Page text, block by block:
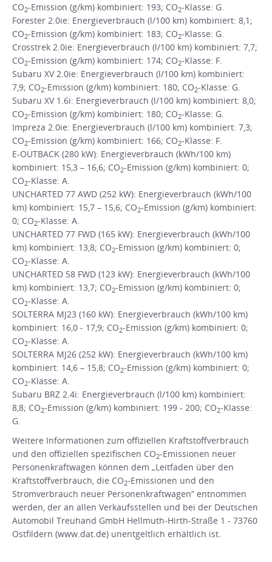
CO2-Emission (g/km) kombiniert: 193; CO2-Klasse: G.
Forester 2.0ie: Energieverbrauch (l/100 km) kombiniert: 8,1;
CO2-Emission (g/km) kombiniert: 183; CO2-Klasse: G.
Crosstrek 2.0ie: Energieverbrauch (l/100 km) kombiniert: 7,7;
CO2-Emission (g/km) kombiniert: 174; CO2-Klasse: F.
Subaru XV 2.0ie: Energieverbrauch (l/100 km) kombiniert:
7,9; CO2-Emission (g/km) kombiniert: 180; CO2-Klasse: G.
Subaru XV 1.6i: Energieverbrauch (l/100 km) kombiniert: 8,0;
CO2-Emission (g/km) kombiniert: 180; CO2-Klasse: G.
Impreza 2.0ie: Energieverbrauch (l/100 km) kombiniert: 7,3;
CO2-Emission (g/km) kombiniert: 166; CO2-Klasse: F.
E-OUTBACK (280 kW): Energieverbrauch (kWh/100 km)
kombiniert: 15,3 – 16,6; CO2-Emission (g/km) kombiniert: 0;
CO2-Klasse: A.
UNCHARTED 77 AWD (252 kW): Energieverbrauch (kWh/100
km) kombiniert: 15,7 – 15,6; CO2-Emission (g/km) kombiniert:
0; CO2-Klasse: A.
UNCHARTED 77 FWD (165 kW): Energieverbrauch (kWh/100
km) kombiniert: 13,8; CO2-Emission (g/km) kombiniert: 0;
CO2-Klasse: A.
UNCHARTED 58 FWD (123 kW): Energieverbrauch (kWh/100
km) kombiniert: 13,7; CO2-Emission (g/km) kombiniert: 0;
CO2-Klasse: A.
SOLTERRA MJ23 (160 kW): Energieverbrauch (kWh/100 km)
kombiniert: 16,0 - 17,9; CO2-Emission (g/km) kombiniert: 0;
CO2-Klasse: A.
SOLTERRA MJ26 (252 kW): Energieverbrauch (kWh/100 km)
kombiniert: 14,6 – 15,8; CO2-Emission (g/km) kombiniert: 0;
CO2-Klasse: A.
Subaru BRZ 2.4i: Energieverbrauch (l/100 km) kombiniert:
8,8; CO2-Emission (g/km) kombiniert: 199 - 200; CO2-Klasse:
G.
Weitere Informationen zum offiziellen Kraftstoffverbrauch
und den offiziellen spezifischen CO2-Emissionen neuer
Personenkraftwagen können dem „Leitfaden über den
Kraftstoffverbrauch, die CO2-Emissionen und den
Stromverbrauch neuer Personenkraftwagen“ entnommen
werden, der an allen Verkaufsstellen und bei der Deutschen
Automobil Treuhand GmbH Hellmuth-Hirth-Straße 1 - 73760
Ostfildern (www.dat.de) unentgeltlich erhältlich ist.